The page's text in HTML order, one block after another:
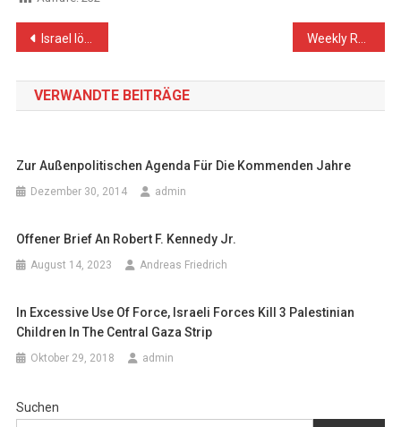
Beitragsnavigation
Israel löst Eskalation im Gaza-Streifen aus Weekly Report On Israeli Human Rights Violations in the Occupied Palestinian Territory (08 – 13 November 2018)
VERWANDTE BEITRÄGE
Zur Außenpolitischen Agenda Für Die Kommenden Jahre
Dezember 30, 2014 admin
Offener Brief An Robert F. Kennedy Jr.
August 14, 2023 Andreas Friedrich
In Excessive Use Of Force, Israeli Forces Kill 3 Palestinian
Children In The Central Gaza Strip
Oktober 29, 2018 admin
Suchen